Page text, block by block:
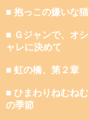
■ 抱っこの嫌いな猫
■ Ｇジャンで、オシ
ャレに決めて
■ 虹の橋、第２章
■ ひまわりねむねむ
の季節